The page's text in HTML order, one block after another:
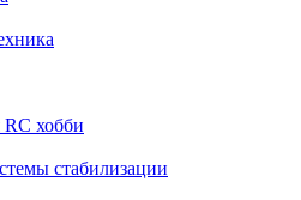
RC хобби
стабилизации